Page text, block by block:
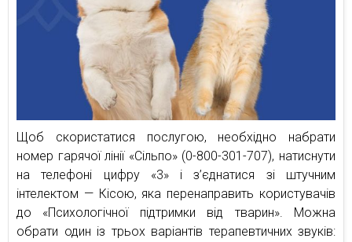
Щоб скористатися послугою, необхідно набрати
номер гарячої лінії «Сільпо» (0-800-301-707), натиснути
на телефоні цифру «3» і з’єднатися зі штучним
інтелектом — Кісою, яка перенаправить користувачів
до «Психологічної підтримки від тварин». Можна
обрати один із трьох варіантів терапевтичних звуків: